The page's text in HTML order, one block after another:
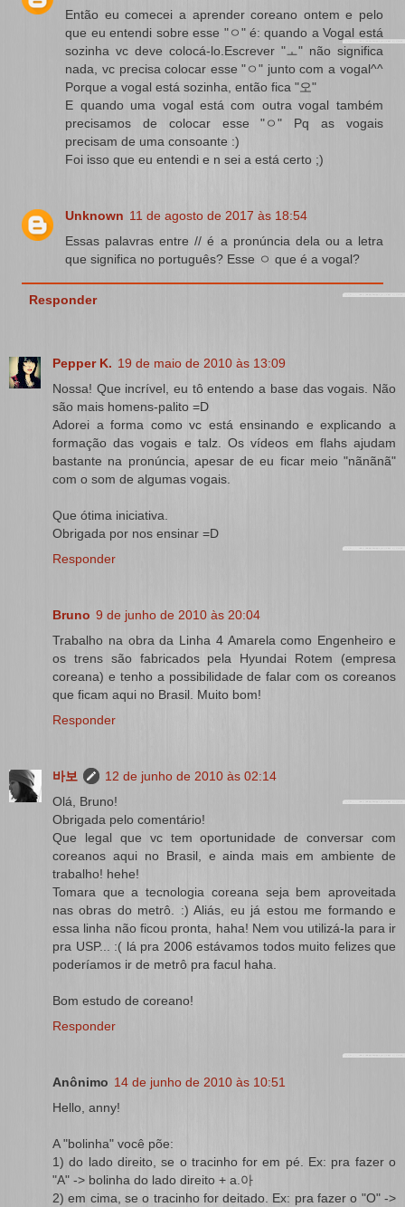
Então eu comecei a aprender coreano ontem e pelo
que eu entendi sobre esse "ㅇ" é: quando a Vogal está
sozinha vc deve colocá-lo.Escrever "ㅗ" não significa
nada, vc precisa colocar esse "ㅇ" junto com a vogal^^
Porque a vogal está sozinha, então fica "오"
E quando uma vogal está com outra vogal também
precisamos de colocar esse "ㅇ" Pq as vogais
precisam de uma consoante :)
Foi isso que eu entendi e n sei a está certo ;)
Unknown 11 de agosto de 2017 às 18:54
Essas palavras entre // é a pronúncia dela ou a letra
que significa no português? Esse ㅇ que é a vogal?
Responder
Pepper K. 19 de maio de 2010 às 13:09
Nossa! Que incrível, eu tô entendo a base das vogais. Não
são mais homens-palito =D
Adorei a forma como vc está ensinando e explicando a
formação das vogais e talz. Os vídeos em flahs ajudam
bastante na pronúncia, apesar de eu ficar meio "nãnãnã"
com o som de algumas vogais.
Que ótima iniciativa.
Obrigada por nos ensinar =D
Responder
Bruno 9 de junho de 2010 às 20:04
Trabalho na obra da Linha 4 Amarela como Engenheiro e
os trens são fabricados pela Hyundai Rotem (empresa
coreana) e tenho a possibilidade de falar com os coreanos
que ficam aqui no Brasil. Muito bom!
Responder
바보
12 de junho de 2010 às 02:14
Olá, Bruno!
Obrigada pelo comentário!
Que legal que vc tem oportunidade de conversar com
coreanos aqui no Brasil, e ainda mais em ambiente de
trabalho! hehe!
Tomara que a tecnologia coreana seja bem aproveitada
nas obras do metrô. :) Aliás, eu já estou me formando e
essa linha não ficou pronta, haha! Nem vou utilizá-la para ir
pra USP... :( lá pra 2006 estávamos todos muito felizes que
poderíamos ir de metrô pra facul haha.
Bom estudo de coreano!
Responder
Anônimo 14 de junho de 2010 às 10:51
Hello, anny!
A "bolinha" você põe:
1) do lado direito, se o tracinho for em pé. Ex: pra fazer o
"A" -> bolinha do lado direito + a.아
2) em cima, se o tracinho for deitado. Ex: pra fazer o "O" ->